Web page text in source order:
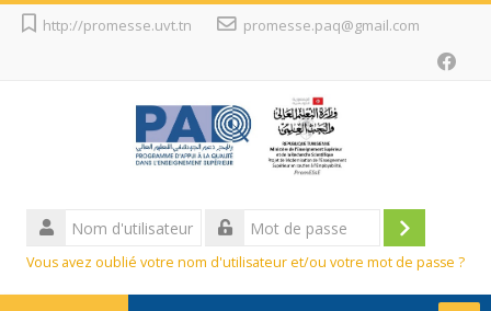
Passer
http://promesse.uvt.tn promesse.paq@gmail.com
Nom
d'utilisateur
Mot
passe
Connexion
Vous avez oublié votre nom d'utilisateur et/ou votre mot de passe ?